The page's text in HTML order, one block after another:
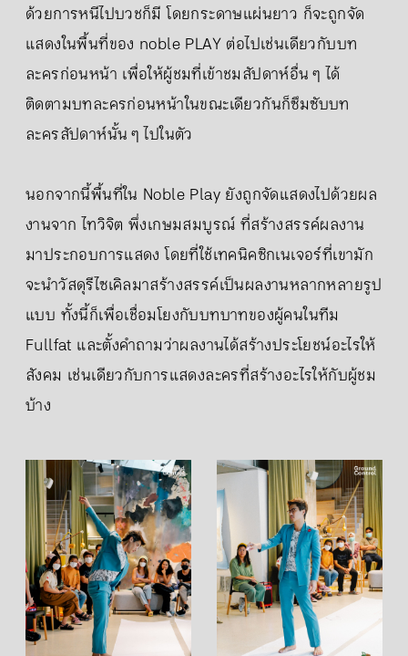
ด้วยการหนีไปบวชก็มี โดยกระดาษแผ่นยาว ก็จะถูกจัด
แสดงในพื้นที่ของ noble PLAY ต่อไปเช่นเดียวกับบท
ละครก่อนหน้า เพื่อให้ผู้ชมที่เข้าชมสัปดาห์อื่น ๆ ได้
ติดตามบทละครก่อนหน้าในขณะเดียวกันก็ซึมซับบท
ละครสัปดาห์นั้น ๆ ไปในตัว
นอกจากนี้พื้นที่ใน Noble Play ยังถูกจัดแสดงไปด้วยผล
งานจาก ไทวิจิต พึ่งเกษมสมบูรณ์ ที่สร้างสรรค์ผลงาน
มาประกอบการแสดง โดยที่ใช้เทคนิคซิกเนเจอร์ที่เขามัก
จะนำวัสดุรีไซเคิลมาสร้างสรรค์เป็นผลงานหลากหลายรูป
แบบ ทั้งนี้ก็เพื่อเชื่อมโยงกับบทบาทของผู้คนในทีม
Fullfat และตั้งคำถามว่าผลงานได้สร้างประโยชน์อะไรให้
สังคม เช่นเดียวกับการแสดงละครที่สร้างอะไรให้กับผู้ชม
บ้าง